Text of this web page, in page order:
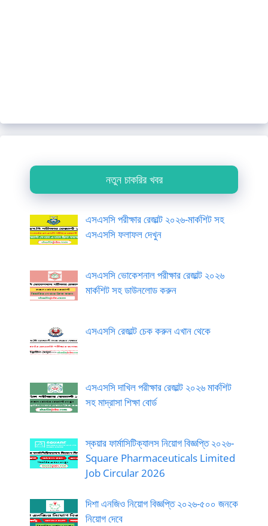
নতুন চাকরির খবর
এসএসসি পরীক্ষার রেজাল্ট ২০২৬-মার্কশিট সহ
এসএসসি ফলাফল দেখুন
এসএসসি ভোকেশনাল পরীক্ষার রেজাল্ট ২০২৬
মার্কশিট সহ ডাউনলোড করুন
এসএসসি রেজাল্ট চেক করুন এখান থেকে
এসএসসি দাখিল পরীক্ষার রেজাল্ট ২০২৬ মার্কশিট
সহ মাদ্রাসা শিক্ষা বোর্ড
স্কয়ার ফার্মাসিটিক্যালস নিয়োগ বিজ্ঞপ্তি ২০২৬-
Square Pharmaceuticals Limited
Job Circular 2026
দিশা এনজিও নিয়োগ বিজ্ঞপ্তি ২০২৬-৫০০ জনকে
নিয়োগ দেবে